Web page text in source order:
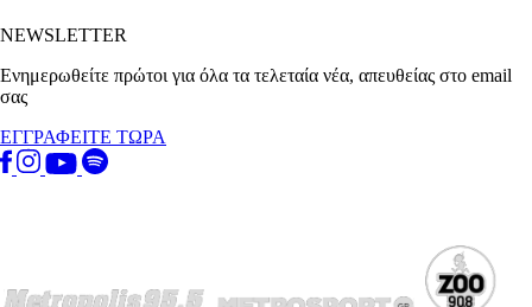
NEWSLETTER
Ενημερωθείτε πρώτοι για όλα τα τελεταία νέα, απευθείας στο email
σας
ΕΓΓΡΑΦΕΙΤΕ ΤΩΡΑ